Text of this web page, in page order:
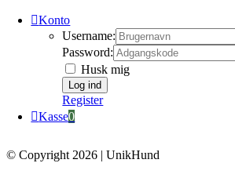
Konto
Username:
Password:
Husk mig
Register
Kasse0
© Copyright 2026 | UnikHund